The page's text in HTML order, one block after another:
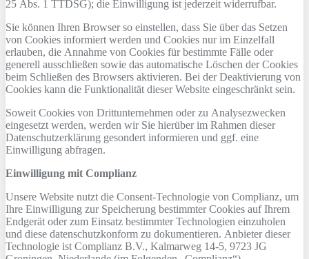
25 Abs. 1 TTDSG); die Einwilligung ist jederzeit widerrufbar.
Sie können Ihren Browser so einstellen, dass Sie über das Setzen
von Cookies informiert werden und Cookies nur im Einzelfall
erlauben, die Annahme von Cookies für bestimmte Fälle oder
generell ausschließen sowie das automatische Löschen der Cookies
beim Schließen des Browsers aktivieren. Bei der Deaktivierung von
Cookies kann die Funktionalität dieser Website eingeschränkt sein.
Soweit Cookies von Drittunternehmen oder zu Analysezwecken
eingesetzt werden, werden wir Sie hierüber im Rahmen dieser
Datenschutzerklärung gesondert informieren und ggf. eine
Einwilligung abfragen.
Einwilligung mit Complianz
Unsere Website nutzt die Consent-Technologie von Complianz, um
Ihre Einwilligung zur Speicherung bestimmter Cookies auf Ihrem
Endgerät oder zum Einsatz bestimmter Technologien einzuholen
und diese datenschutzkonform zu dokumentieren. Anbieter dieser
Technologie ist Complianz B.V., Kalmarweg 14-5, 9723 JG